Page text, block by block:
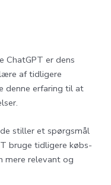
ChatGPT er dens
af tidligere
denne erfaring til at
stiller et spørgsmål
bruge tidligere købs-
mere relevant og